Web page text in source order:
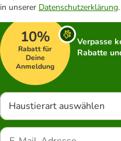
in unserer Datenschutzerklärung.
10%
Rabatt für
Deine
Anmeldung
Verpasse
Rabatte
Haustierart auswählen